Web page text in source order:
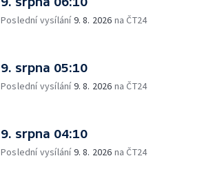
Poslední vysílání9. 8. 2026 na ČT24
9. srpna 05:10
Poslední vysílání9. 8. 2026 na ČT24
9. srpna 04:10
Poslední vysílání9. 8. 2026 na ČT24